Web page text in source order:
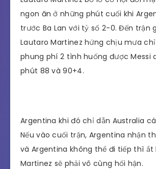
ngon ăn ở những phút cuối khi
trước Ba Lan với tỷ số 2-0. Đến trận
Lautaro Martinez hứng chịu mưa
phung phí 2 tình huống được Messi
phút 88 và 90+4.
Argentina khi đó chỉ dẫn Australia
Nếu vào cuối trận, Argentina nhận
và Argentina không thể đi tiếp thì ắt
Martinez sẽ phải vô cùng hối hận.